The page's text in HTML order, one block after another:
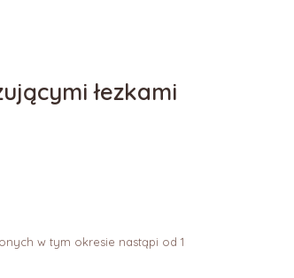
łezkami
w tym okresie nastąpi od 1